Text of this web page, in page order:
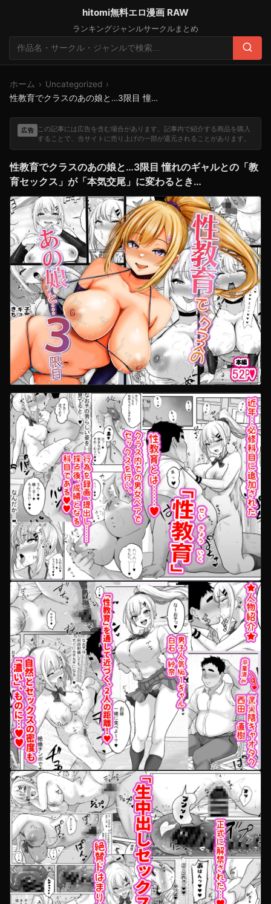
hitomi無料エロ漫画 RAW
索:
検
ランキングジャンルサークルまとめ
ホーム › Uncategorized ›
性教育でクラスのあの娘と…3限目 憧れのギャルとの「教育セックス」が「本気交尾」に変わるとき…
広告 この記事には広告を含む場合があります。記事内で紹介する商品を購入
することで、当サイトに売り上げの一部が還元されることがあります。
性教育でクラスのあの娘と…3限目 憧れのギャルとの「教
育セックス」が「本気交尾」に変わるとき…